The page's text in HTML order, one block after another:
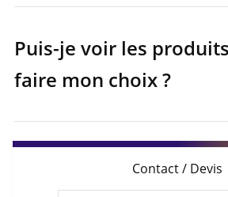
Puis-je voir les
faire mon choix ?
Contact / Devis